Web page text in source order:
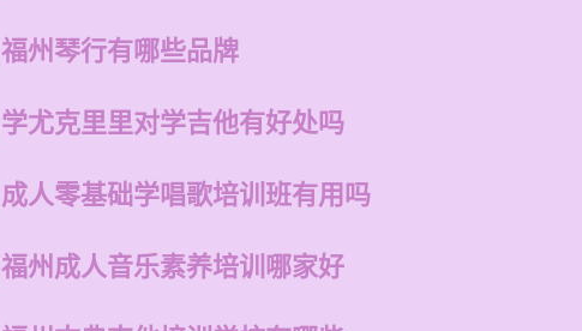
福州琴行有哪些品牌
学尤克里里对学吉他有好处吗
成人零基础学唱歌培训班有用吗
福州成人音乐素养培训哪家好